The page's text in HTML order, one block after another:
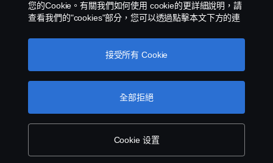
您的Cookie。有關我們如何使用 cookie的更詳細說明，請
查看我們的"cookies"部分，您可以透過點擊本文下方的連
Cookie 设置
全部拒絕
接受所有 Cookie